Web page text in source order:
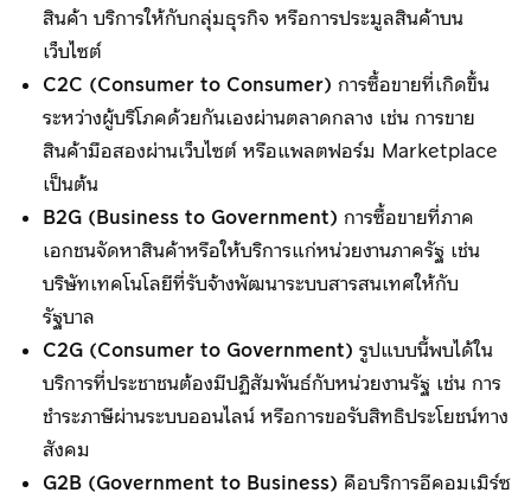
สินค้า บริการให้กับกลุ่มธุรกิจ หรือการประมูลสินค้าบน
เว็บไซต์
C2C (Consumer to Consumer) การซื้อขายที่เกิดขึ้น
ระหว่างผู้บริโภคด้วยกันเองผ่านตลาดกลาง เช่น การขาย
สินค้ามือสองผ่านเว็บไซต์ หรือแพลตฟอร์ม Marketplace
เป็นต้น
B2G (Business to Government) การซื้อขายที่ภาค
เอกชนจัดหาสินค้าหรือให้บริการแก่หน่วยงานภาครัฐ เช่น
บริษัทเทคโนโลยีที่รับจ้างพัฒนาระบบสารสนเทศให้กับ
รัฐบาล
C2G (Consumer to Government) รูปแบบนี้พบได้ใน
บริการที่ประชาชนต้องมีปฏิสัมพันธ์กับหน่วยงานรัฐ เช่น การ
ชำระภาษีผ่านระบบออนไลน์ หรือการขอรับสิทธิประโยชน์ทาง
สังคม
G2B (Government to Business) คือบริการอีคอมเมิร์ซ